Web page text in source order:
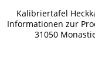
Kalibriertafel
Informationen zur
31050